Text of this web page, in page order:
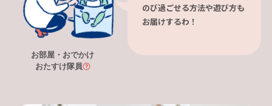
お部屋・おでかけ
おたすけ隊員
のび過ごせる方法や遊び方も
お届けするわ！